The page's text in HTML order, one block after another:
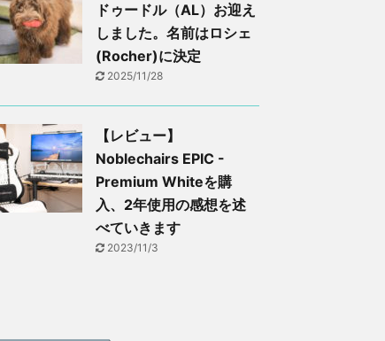
ドゥードル（AL）お迎え
しました。名前はロシェ
(Rocher)に決定
2025/11/28
【レビュー】
Noblechairs EPIC -
Premium Whiteを購
入、2年使用の感想を述
べていきます
2023/11/3